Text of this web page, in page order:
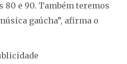
80 e 90. Também teremos
gaúcha”, afirma o